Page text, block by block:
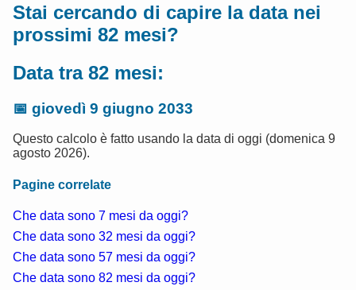
Stai cercando di capire la data nei
prossimi 82 mesi?
Data tra 82 mesi:
📅 giovedì 9 giugno 2033
Questo calcolo è fatto usando la data di oggi (domenica 9
agosto 2026).
Pagine correlate
Che data sono 7 mesi da oggi?
Che data sono 32 mesi da oggi?
Che data sono 57 mesi da oggi?
Che data sono 82 mesi da oggi?